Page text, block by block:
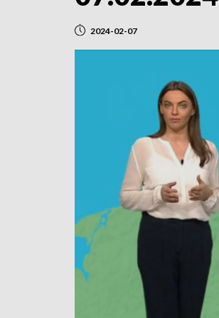
2024-02-07